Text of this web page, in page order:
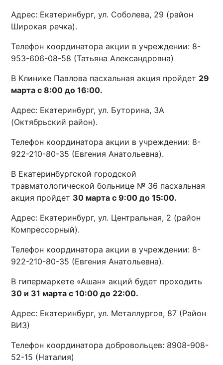
Адрес: Екатеринбург, ул. Соболева, 29 (район
Широкая речка).
Телефон координатора акции в учреждении: 8-
953-606-08-58 (Татьяна Александровна)
В Клинике Павлова пасхальная акция пройдет 29
марта с 8:00 до 16:00.
Адрес: Екатеринбург, ул. Буторина, 3А
(Октябрьский район).
Телефон координатора акции в учреждении: 8-
922-210-80-35 (Евгения Анатольевна).
В Екатеринбургской городской
травматологической больнице № 36 пасхальная
акция пройдет 30 марта с 9:00 до 15:00.
Адрес: Екатеринбург, ул. Центральная, 2 (район
Компрессорный).
Телефон координатора акции в учреждении: 8-
922-210-80-35 (Евгения Анатольевна).
В гипермаркете «Ашан» акций будет проходить
30 и 31 марта с 10:00 до 22:00.
Адрес: Екатеринбург, ул. Металлургов, 87 (Район
ВИЗ)
Телефон координатора добровольцев: 8908-908-
52-15 (Наталия)